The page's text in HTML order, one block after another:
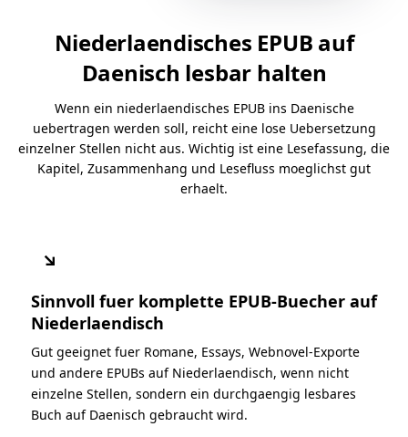
Niederlaendisches EPUB auf
Daenisch lesbar halten
Wenn ein niederlaendisches EPUB ins Daenische
uebertragen werden soll, reicht eine lose Uebersetzung
einzelner Stellen nicht aus. Wichtig ist eine Lesefassung, die
Kapitel, Zusammenhang und Lesefluss moeglichst gut
erhaelt.
↘
Sinnvoll fuer komplette EPUB-Buecher auf
Niederlaendisch
Gut geeignet fuer Romane, Essays, Webnovel-Exporte
und andere EPUBs auf Niederlaendisch, wenn nicht
einzelne Stellen, sondern ein durchgaengig lesbares
Buch auf Daenisch gebraucht wird.